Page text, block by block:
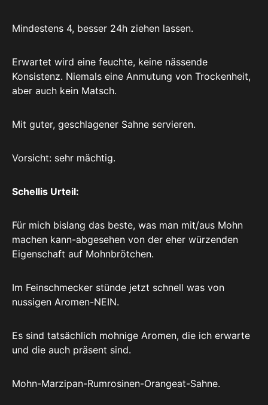
Mindestens 4, besser 24h ziehen lassen.
Erwartet wird eine feuchte, keine nässende
Konsistenz. Niemals eine Anmutung von Trockenheit,
aber auch kein Matsch.
Mit guter, geschlagener Sahne servieren.
Vorsicht: sehr mächtig.
Schellis Urteil:
Für mich bislang das beste, was man mit/aus Mohn
machen kann-abgesehen von der eher würzenden
Eigenschaft auf Mohnbrötchen.
Im Feinschmecker stünde jetzt schnell was von
nussigen Aromen-NEIN.
Es sind tatsächlich mohnige Aromen, die ich erwarte
und die auch präsent sind.
Mohn-Marzipan-Rumrosinen-Orangeat-Sahne.